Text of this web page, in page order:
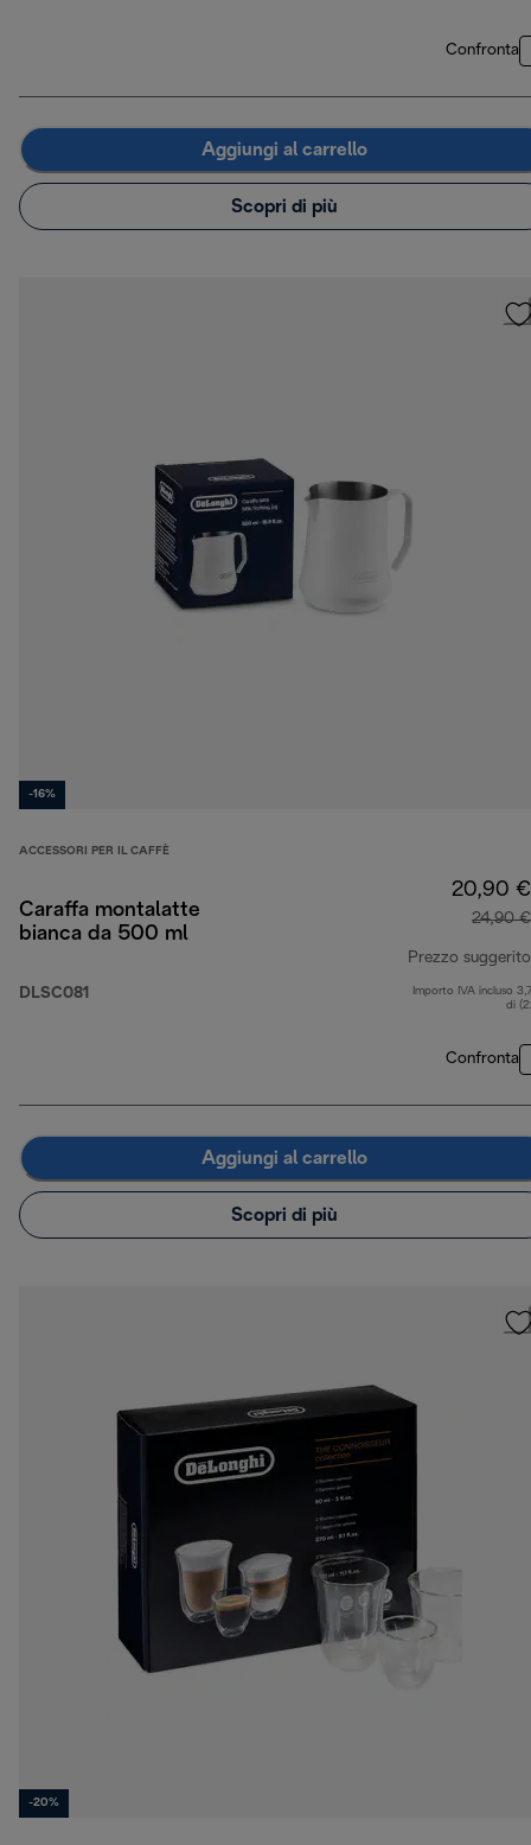
Confronta
Aggiungi al carrello
Scopri di più
-16%
ACCESSORI PER IL CAFFÈ
Caraffa montalatte
bianca da 500 ml
DLSC081
20,90 €
24,90 €
Prezzo suggerito
Importo IVA incluso
di
Confronta
Aggiungi al carrello
Scopri di più
-20%